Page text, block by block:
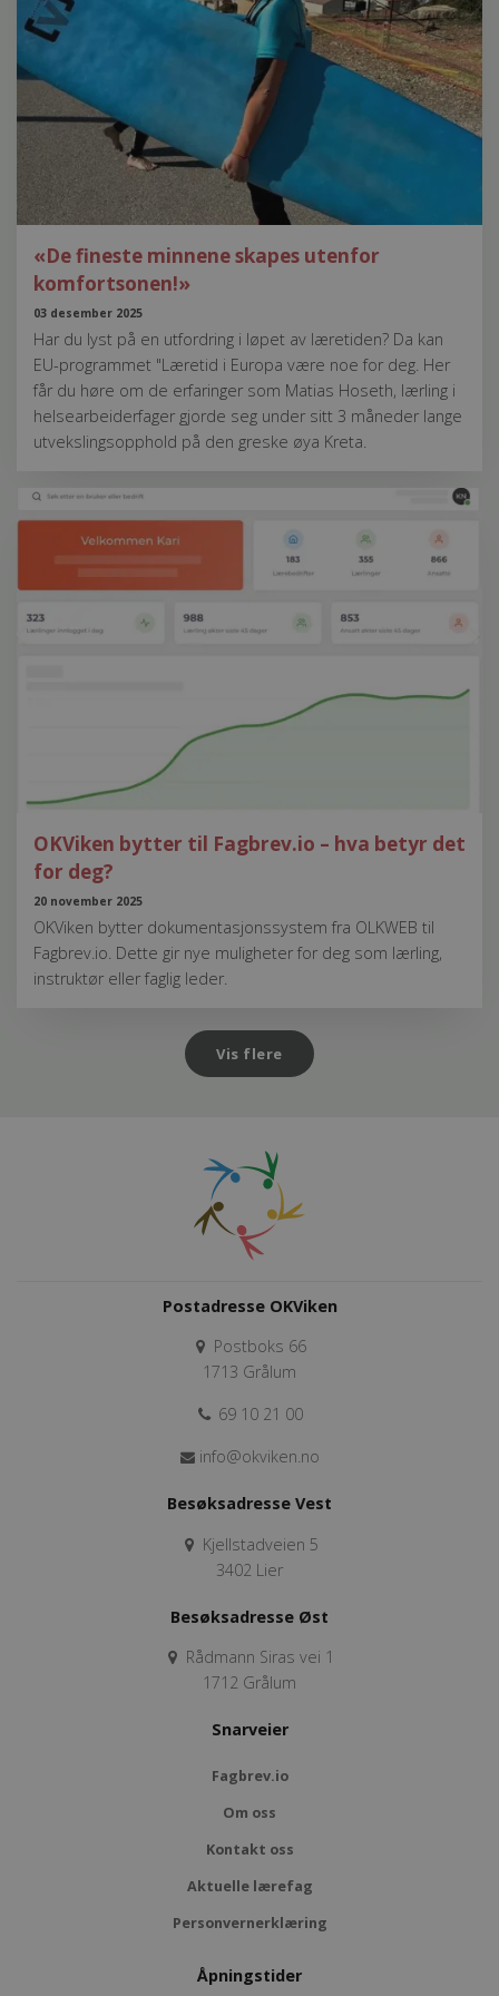
«De fineste minnene skapes utenfor
komfortsonen!»
03 desember 2025
Har du lyst på en utfordring i løpet av læretiden? Da kan
EU-programmet "Læretid i Europa være noe for deg. Her
får du høre om de erfaringer som Matias Hoseth, lærling i
helsearbeiderfager gjorde seg under sitt 3 måneder lange
utvekslingsopphold på den greske øya Kreta.
OKViken bytter til Fagbrev.io – hva betyr det
for deg?
20 november 2025
OKViken bytter dokumentasjonssystem fra OLKWEB til
Fagbrev.io. Dette gir nye muligheter for deg som lærling,
instruktør eller faglig leder.
Vis flere
Postadresse OKViken
Postboks 66
1713 Grålum
69 10 21 00
info@okviken.no
Besøksadresse Vest
Kjellstadveien 5
3402 Lier
Besøksadresse Øst
Rådmann Siras vei 1
1712 Grålum
Snarveier
Fagbrev.io
Om oss
Kontakt oss
Aktuelle lærefag
Personvernerklæring
Åpningstider